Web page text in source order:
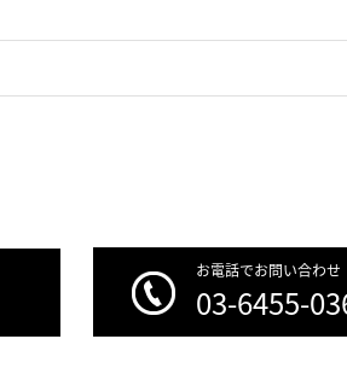
お電話でお問い合わせ
03-6455-